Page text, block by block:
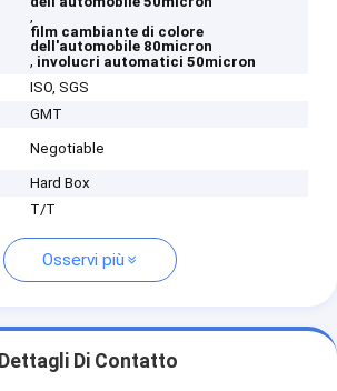
,
film cambiante di colore
dell'automobile 80micron
, involucri automatici 50micron
ISO, SGS
GMT
Negotiable
Hard Box
T/T
Osservi più
Dettagli Di Contatto